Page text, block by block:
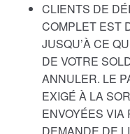
CLIENTS DE
COMPLET EST
JUSQU’À CE
DE VOTRE
ANNULER. LE
EXIGÉ À LA
ENVOYÉES VIA